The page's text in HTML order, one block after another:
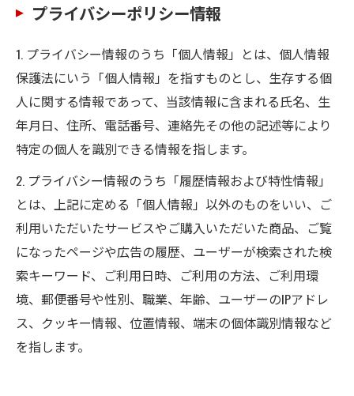
プライバシーポリシー情報
1. プライバシー情報のうち「個人情報」とは、個人情報
保護法にいう「個人情報」を指すものとし、生存する個
人に関する情報であって、当該情報に含まれる氏名、生
年月日、住所、電話番号、連絡先その他の記述等により
特定の個人を識別できる情報を指します。
2. プライバシー情報のうち「履歴情報および特性情報」
とは、上記に定める「個人情報」以外のものをいい、ご
利用いただいたサービスやご購入いただいた商品、ご覧
になったページや広告の履歴、ユーザーが検索された検
索キーワード、ご利用日時、ご利用の方法、ご利用環
境、郵便番号や性別、職業、年齢、ユーザーのIPアドレ
ス、クッキー情報、位置情報、端末の個体識別情報など
を指します。